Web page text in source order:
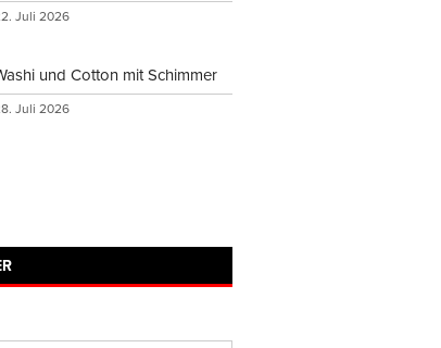
Juli 2026
und Cotton mit Schimmer
Juli 2026